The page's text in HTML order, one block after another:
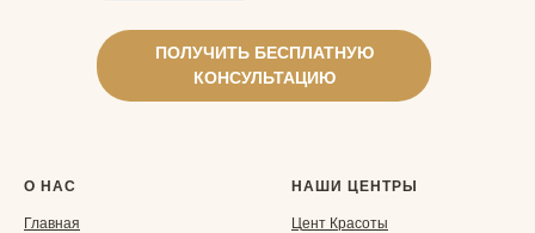
ПОЛУЧИТЬ БЕСПЛАТНУЮ
КОНСУЛЬТАЦИЮ
О НАС
Главная
НАШИ ЦЕНТРЫ
Цент Красоты